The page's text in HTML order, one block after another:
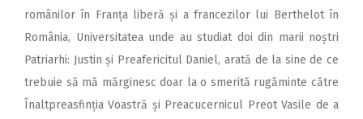
românilor în Franța liberă și a francezilor lui Berthelot în
România, Universitatea unde au studiat doi din marii noștri
Patriarhi: Justin și Preafericitul Daniel, arată de la sine de ce
trebuie să mă mărginesc doar la o smerită rugăminte către
Înaltpreasfinția Voastră și Preacucernicul Preot Vasile de a